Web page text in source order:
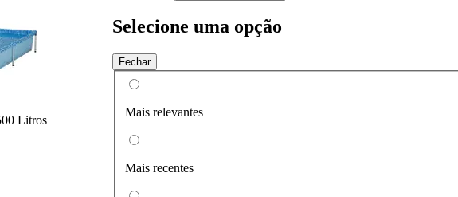
Litros
Selecione uma opção
Fechar
Mais relevantes
Mais recentes